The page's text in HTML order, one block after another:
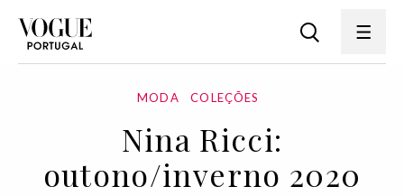
MODA COLEÇÕES
Nina Ricci:
outono/inverno 2020